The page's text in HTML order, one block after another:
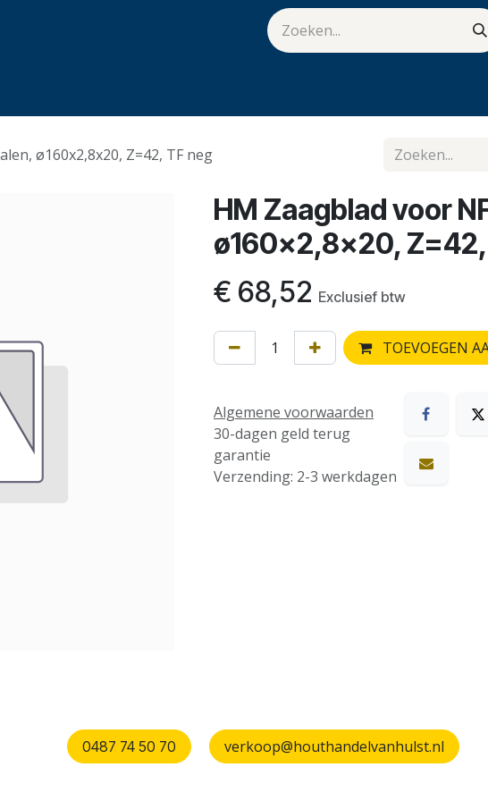
ø160x2,8x20, Z=42, TF neg
HM Zaagblad voor
ø160x2,8x20, Z=42,
€ 68,52 Exclusief btw
TOEVOEGEN
Algemene voorwaarden
30-dagen geld terug
garantie
Verzending: 2-3 werkdagen
verkoop@houthandelvanhulst.nl
0487 74 50 70